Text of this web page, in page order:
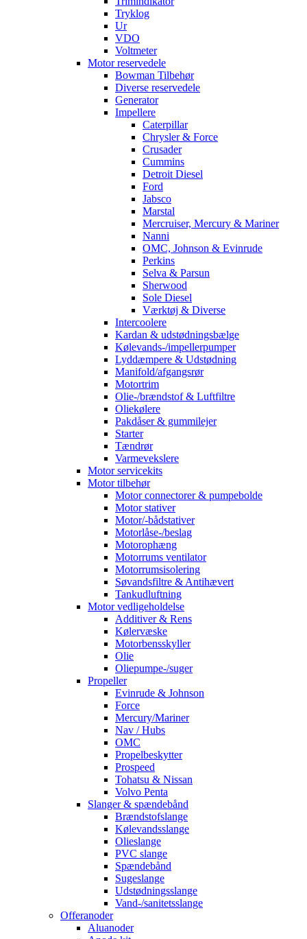
Tryklog
Ur
VDO
Voltmeter
Motor reservedele
Bowman Tilbehør
Diverse reservedele
Generator
Impellere
Caterpillar
Chrysler & Force
Crusader
Cummins
Detroit Diesel
Ford
Jabsco
Marstal
Mercruiser, Mercury & Mariner
Nanni
OMC, Johnson & Evinrude
Perkins
Selva & Parsun
Sherwood
Sole Diesel
Værktøj & Diverse
Intercoolere
Kardan & udstødningsbælge
Kølevands-/impellerpumper
Lyddæmpere & Udstødning
Manifold/afgangsrør
Motortrim
Olie-/brændstof & Luftfiltre
Oliekølere
Pakdåser & gummilejer
Starter
Tændrør
Varmevekslere
Motor servicekits
Motor tilbehør
Motor connectorer & pumpebolde
Motor stativer
Motor/-bådstativer
Motorlåse-/beslag
Motorophæng
Motorrums ventilator
Motorrumsisolering
Søvandsfiltre & Antihævert
Tankudluftning
Motor vedligeholdelse
Additiver & Rens
Kølervæske
Motorbensskyller
Olie
Oliepumpe-/suger
Propeller
Evinrude & Johnson
Force
Mercury/Mariner
Nav / Hubs
OMC
Propelbeskytter
Prospeed
Tohatsu & Nissan
Volvo Penta
Slanger & spændebånd
Brændstofslange
Kølevandsslange
Olieslange
PVC slange
Spændebånd
Sugeslange
Udstødningsslange
Vand-/sanitetsslange
Offeranoder
Aluanoder